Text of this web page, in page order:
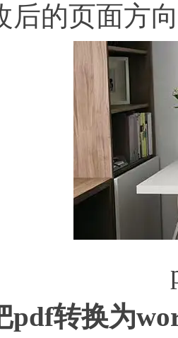
后的页面方
pdf转换为